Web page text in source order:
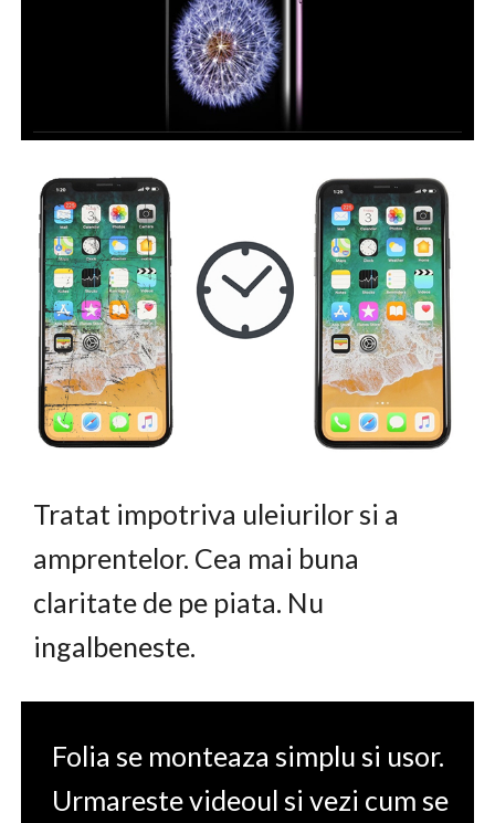
Tratat impotriva uleiurilor si a
amprentelor. Cea mai buna
claritate de pe piata. Nu
ingalbeneste.
Folia se monteaza simplu si usor.
Urmareste videoul si vezi cum se